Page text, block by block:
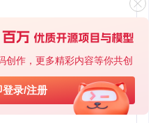
创作，更多精彩内容等你共创
登录/注册
优化方法
质量
批量调整图像亮度对比
度
使用图像分割工具移除
免费、本地、开源的 24/7 全天候 Cowork 应用，以及适用于 Gemini CLI、Claude Code、Codex、OpenCode、Qwen Code、Goose CLI、Auggie 等的 OpenClaw | 🌟 喜欢就点star吧